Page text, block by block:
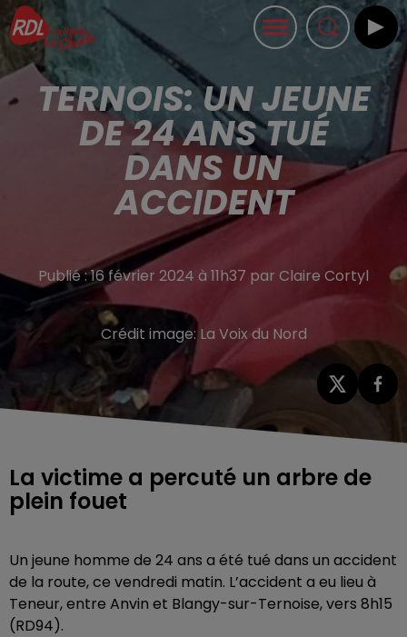
TERNOIS: UN JEUNE
DE 24 ANS TUÉ
DANS UN
ACCIDENT
Publié : 16 février 2024 à 11h37 par Claire Cortyl
Crédit image:La Voix du Nord
La victime a percuté un arbre de
plein fouet
Un jeune homme de 24 ans a été tué dans un accident
de la route, ce vendredi matin. L’accident a eu lieu à
Teneur, entre Anvin et Blangy-sur-Ternoise, vers 8h15
(RD94).